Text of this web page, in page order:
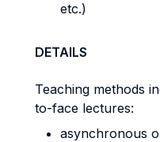
etc.)
DETAILS
Teaching methods
to-face lectures:
asynchronous